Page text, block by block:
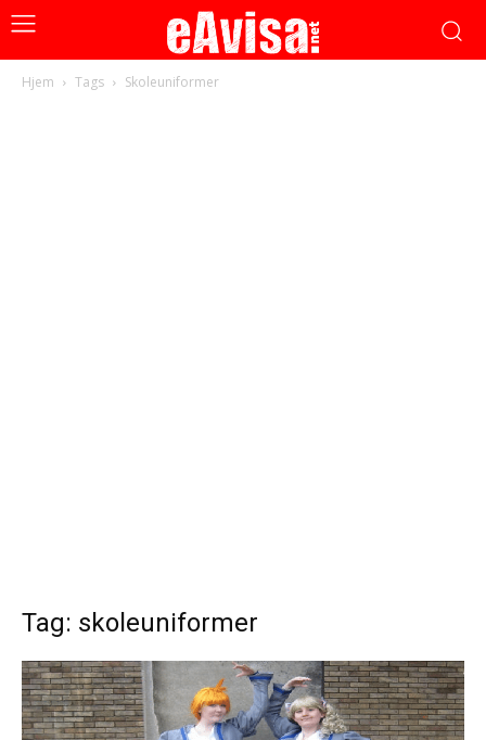
Hjem Tags Skoleuniformer
Tag: skoleuniformer